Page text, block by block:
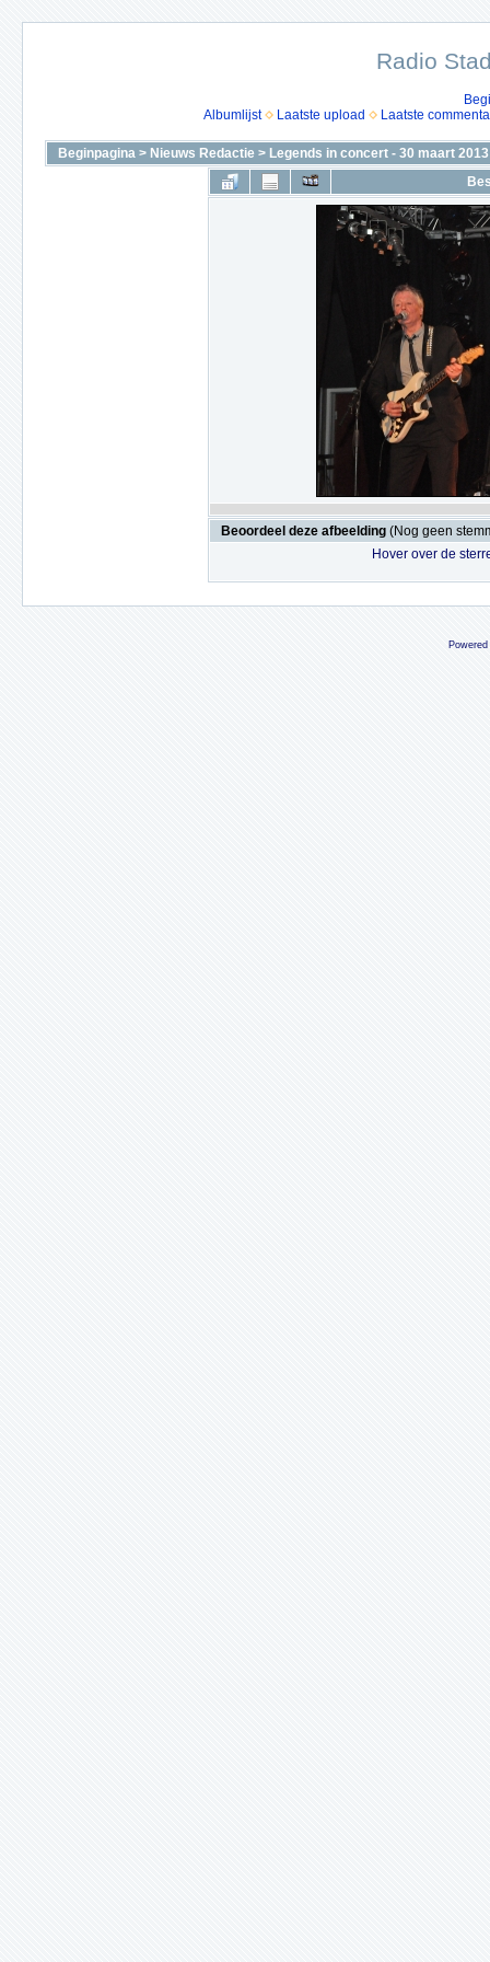
Radio
Albumlijst
Laatste upload Laatste
Beginpagina > Nieuws Redactie > Legends in concert - 30 maart 2013
Beoordeel deze afbeelding (Nog geen
Hover over de